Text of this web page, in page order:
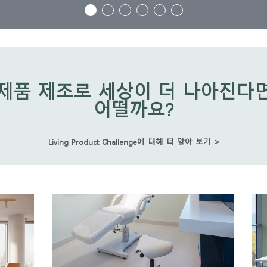
품 제조로 세상이 더 나아진다
어떨까요?
Living Product Challenge에 대해 더 알아 보기 >